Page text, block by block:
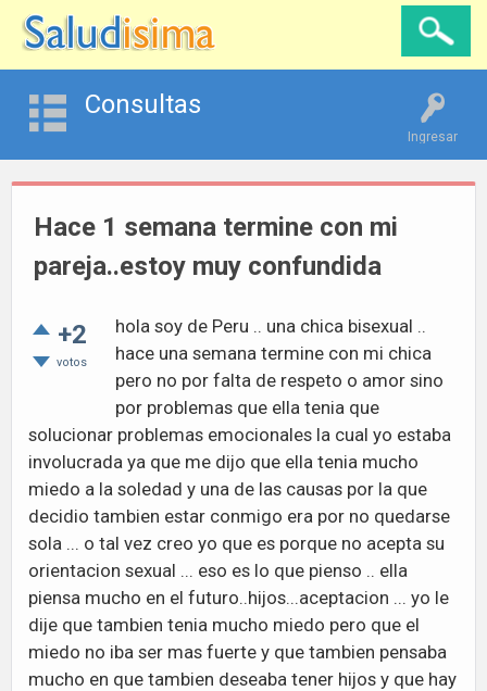
Ingresar
Consultas
Hace 1 semana termine con mi
pareja..estoy muy confundida
+2
votos
hola soy de Peru .. una chica bisexual ..
hace una semana termine con mi chica
pero no por falta de respeto o amor sino
por problemas que ella tenia que
solucionar problemas emocionales la cual yo estaba
involucrada ya que me dijo que ella tenia mucho
miedo a la soledad y una de las causas por la que
decidio tambien estar conmigo era por no quedarse
sola ... o tal vez creo yo que es porque no acepta su
orientacion sexual ... eso es lo que pienso .. ella
piensa mucho en el futuro..hijos...aceptacion ... yo le
dije que tambien tenia mucho miedo pero que el
miedo no iba ser mas fuerte y que tambien pensaba
mucho en que tambien deseaba tener hijos y que hay